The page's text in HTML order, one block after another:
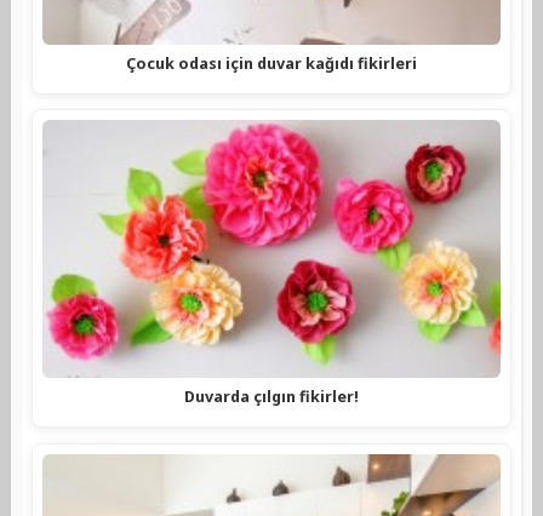
Çocuk odası için duvar kağıdı fikirleri
Duvarda çılgın fikirler!